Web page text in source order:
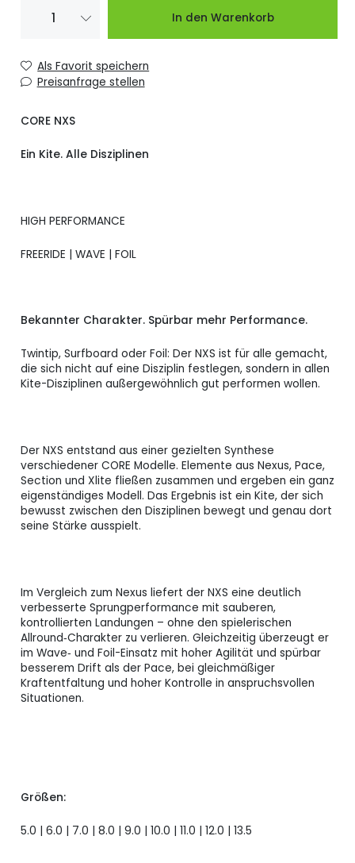
CORE NXS 6.0
Anfragen.
1.709,00 CHF
CORE NXS 8.0 Verfügbar
CORE NXS 9.0
CORE NXS
12.0
Verfügbar
In den Warenkorb
Als Favorit speichern
CORE NXS
Ein Kite. Alle Disziplinen
HIGH PERFORMANCE
FREERIDE | WAVE | FOIL
Bekannter Charakter. Spürbar mehr Performance.
Twintip, Surfboard oder Foil: Der NXS ist für alle gemacht,
die sich nicht auf eine Disziplin festlegen, sondern in allen
Kite-Disziplinen außergewöhnlich gut performen wollen.
Der NXS entstand aus einer gezielten Synthese
verschiedener CORE Modelle. Elemente aus Nexus, Pace,
Section und Xlite fließen zusammen und ergeben ein ganz
eigenständiges Modell. Das Ergebnis ist ein Kite, der sich
bewusst zwischen den Disziplinen bewegt und genau dort
seine Stärke ausspielt.
Im Vergleich zum Nexus liefert der NXS eine deutlich
verbesserte Sprungperformance mit sauberen,
kontrollierten Landungen – ohne den spielerischen
Allround‑Charakter zu verlieren. Gleichzeitig überzeugt er
im Wave‑ und Foil-Einsatz mit hoher Agilität und spürbar
besserem Drift als der Pace, bei gleichmäßiger
Kraftentfaltung und hoher Kontrolle in anspruchsvollen
Situationen.
Größen:
5.0 | 6.0 | 7.0 | 8.0 | 9.0 | 10.0 | 11.0 | 12.0 | 13.5
Preisanfrage stellen